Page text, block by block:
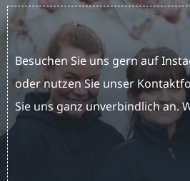
Besuchen Sie uns gern auf
oder nutzen Sie unser
Sie uns ganz unverbindlich an.